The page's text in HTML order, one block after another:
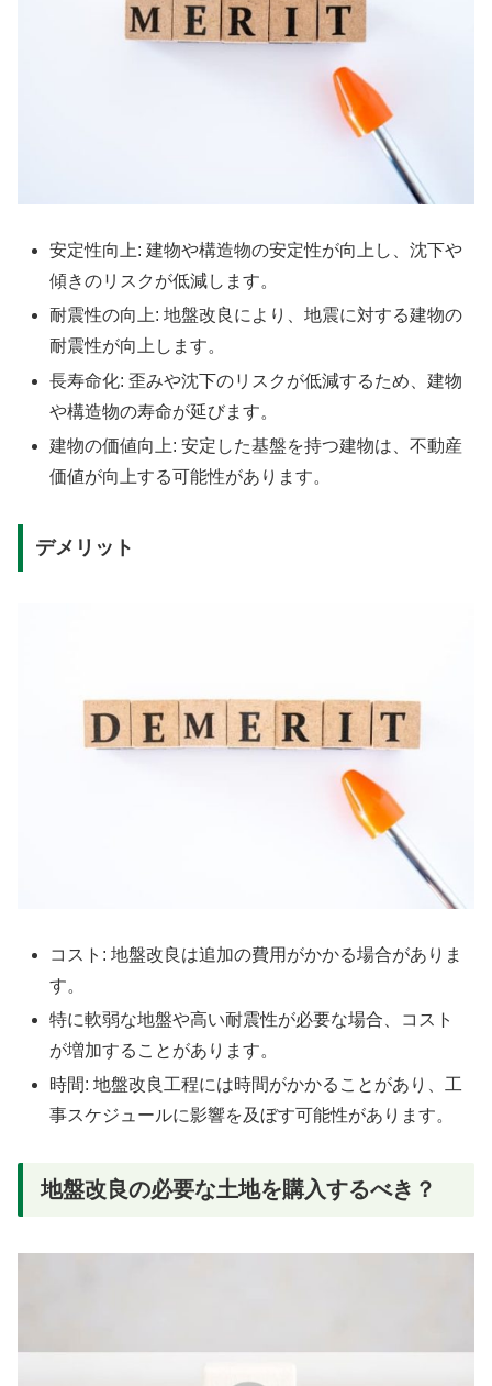
安定性向上: 建物や構造物の安定性が向上し、沈下や
傾きのリスクが低減します。
耐震性の向上: 地盤改良により、地震に対する建物の
耐震性が向上します。
長寿命化: 歪みや沈下のリスクが低減するため、建物
や構造物の寿命が延びます。
建物の価値向上: 安定した基盤を持つ建物は、不動産
価値が向上する可能性があります。
デメリット
コスト: 地盤改良は追加の費用がかかる場合がありま
す。
特に軟弱な地盤や高い耐震性が必要な場合、コスト
が増加することがあります。
時間: 地盤改良工程には時間がかかることがあり、工
事スケジュールに影響を及ぼす可能性があります。
地盤改良の必要な土地を購入するべき？